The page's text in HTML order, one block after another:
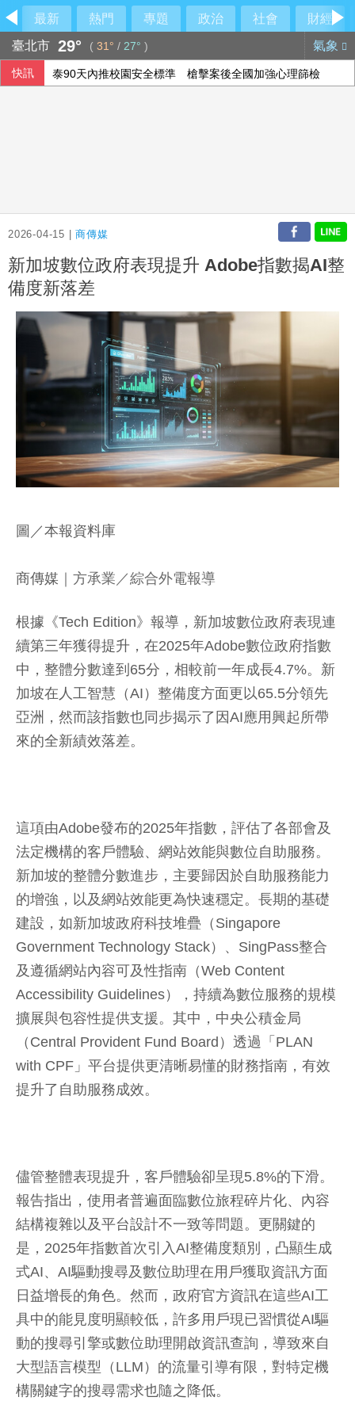
最新 熱門 專題 政治 社會
財經
臺北市 29° ( 31° / 27° ) 氣象
快訊 泰90天內推校園安全標準 槍擊案後全國加強心理篩檢
2026-04-15 |商傳媒
新加坡數位政府表現提升 Adobe指數揭AI整
備度新落差
圖／本報資料庫
商傳媒 ｜方承業／綜合外電報導
根據《Tech Edition》報導，新加坡數位政府表現連
續第三年獲得提升，在2025年Adobe數位政府指數
中，整體分數達到65分，相較前一年成長4.7%。新
加坡在人工智慧（AI）整備度方面更以65.5分領先
亞洲，然而該指數也同步揭示了因AI應用興起所帶
來的全新績效落差。
這項由Adobe發布的2025年指數，評估了各部會及
法定機構的客戶體驗、網站效能與數位自助服務。
新加坡的整體分數進步，主要歸因於自助服務能力
的增強，以及網站效能更為快速穩定。長期的基礎
建設，如新加坡政府科技堆疊（Singapore
Government Technology Stack）、SingPass整合
及遵循網站內容可及性指南（Web Content
Accessibility Guidelines），持續為數位服務的規模
擴展與包容性提供支援。其中，中央公積金局
（Central Provident Fund Board）透過「PLAN
with CPF」平台提供更清晰易懂的財務指南，有效
提升了自助服務成效。
儘管整體表現提升，客戶體驗卻呈現5.8%的下滑。
報告指出，使用者普遍面臨數位旅程碎片化、內容
結構複雜以及平台設計不一致等問題。更關鍵的
是，2025年指數首次引入AI整備度類別，凸顯生成
式AI、AI驅動搜尋及數位助理在用戶獲取資訊方面
日益增長的角色。然而，政府官方資訊在這些AI工
具中的能見度明顯較低，許多用戶現已習慣從AI驅
動的搜尋引擎或數位助理開啟資訊查詢，導致來自
大型語言模型（LLM）的流量引導有限，對特定機
構關鍵字的搜尋需求也隨之降低。